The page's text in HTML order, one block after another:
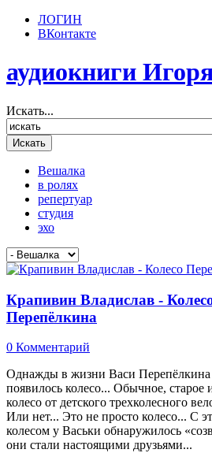
ЛОГИН
ВКонтакте
аудиокниги
Искать...
Вешалка
в ролях
репертуар
студия
эхо
Крапивин Владислав -
Перепёлкина
0 Комментарий
Однажды в жизни Васи Перепёлкина
появилось колесо... Обычное, старое
колесо от детского трехколесного
Или нет... Это не просто колесо... С
колесом у Васьки обнаружилось
они стали настоящими друзьями...